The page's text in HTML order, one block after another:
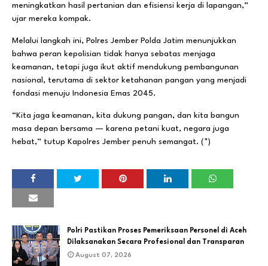
meningkatkan hasil pertanian dan efisiensi kerja di lapangan,”
ujar mereka kompak.
Melalui langkah ini, Polres Jember Polda Jatim menunjukkan
bahwa peran kepolisian tidak hanya sebatas menjaga
keamanan, tetapi juga ikut aktif mendukung pembangunan
nasional, terutama di sektor ketahanan pangan yang menjadi
fondasi menuju Indonesia Emas 2045.
“Kita jaga keamanan, kita dukung pangan, dan kita bangun
masa depan bersama — karena petani kuat, negara juga
hebat,” tutup Kapolres Jember penuh semangat. (*)
Polri Pastikan Proses Pemeriksaan Personel di Aceh
Dilaksanakan Secara Profesional dan Transparan
August 07, 2026